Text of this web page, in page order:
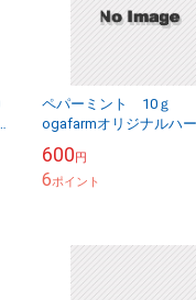
ペパーミント 10ｇ
ogafarmオリジナルハ
600円
6ポイント